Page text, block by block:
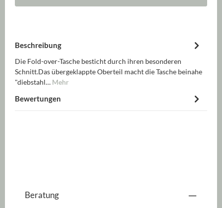
Beschreibung
Die Fold-over-Tasche besticht durch ihren besonderen
Schnitt.Das übergeklappte Oberteil macht die Tasche beinahe
"diebstahl… Mehr
Bewertungen
Beratung